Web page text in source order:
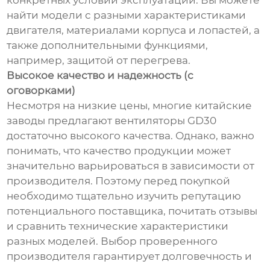
найти модели с разными характеристиками
двигателя, материалами корпуса и лопастей, а
также дополнительными функциями,
например, защитой от перегрева.
Высокое качество и надежность (с
оговорками)
Несмотря на низкие цены, многие китайские
заводы предлагают вентиляторы GD30
достаточно высокого качества. Однако, важно
понимать, что качество продукции может
значительно варьироваться в зависимости от
производителя. Поэтому перед покупкой
необходимо тщательно изучить репутацию
потенциального поставщика, почитать отзывы
и сравнить технические характеристики
разных моделей. Выбор проверенного
производителя гарантирует долговечность и